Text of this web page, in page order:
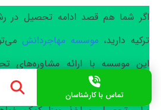
اگر شما هم قصد ادامه تحصیل در
ترکیه دارید،موسسه مهاجردانش
این موسسه با ارائه مشاوره‌های
انتخاب دانشگاه‌های معتبر، به
تماس با کارشناسان